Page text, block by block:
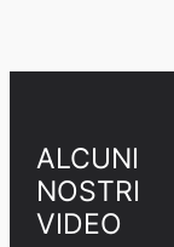
ALCUNI
NOSTRI
VIDEO